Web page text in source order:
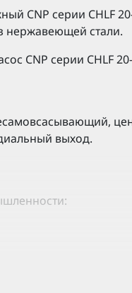
CNP серии CHLF
нержавеющей стали.
CNP серии CHLF
выход.